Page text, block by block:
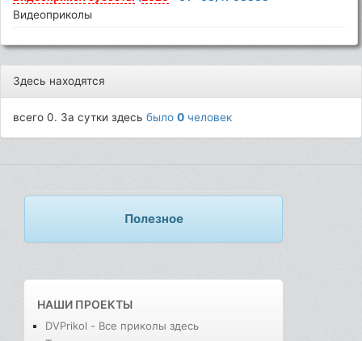
Видеоприколы
Здесь находятся
всего 0. За сутки здесьбыло0 человек
Полезное
НАШИ ПРОЕКТЫ
DVPrikol - Все приколы здесь